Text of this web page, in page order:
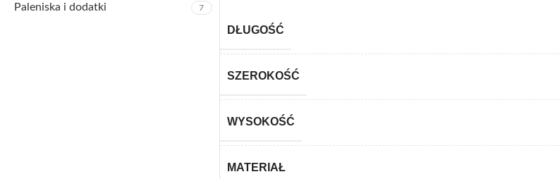
DŁUGOŚĆ
SZEROKOŚĆ
WYSOKOŚĆ
MATERIAŁ
Paleniska i dodatki 7